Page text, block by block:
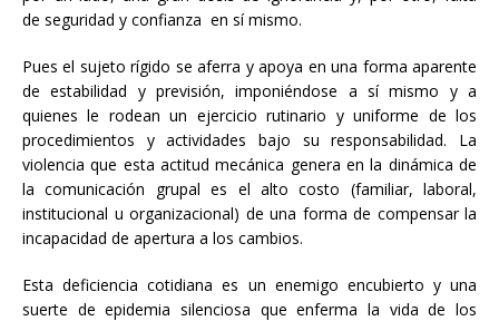
de seguridad y confianza en sí mismo.
Pues el sujeto rígido se aferra y apoya en una forma aparente
de estabilidad y previsión, imponiéndose a sí mismo y a
quienes le rodean un ejercicio rutinario y uniforme de los
procedimientos y actividades bajo su responsabilidad. La
violencia que esta actitud mecánica genera en la dinámica de
la comunicación grupal es el alto costo (familiar, laboral,
institucional u organizacional) de una forma de compensar la
incapacidad de apertura a los cambios.
Esta deficiencia cotidiana es un enemigo encubierto y una
suerte de epidemia silenciosa que enferma la vida de los